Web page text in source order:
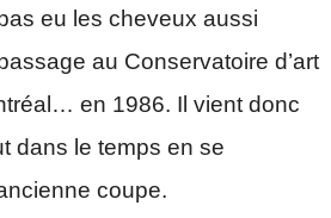
eu les cheveux aussi
au Conservatoire d’art
en 1986. Il vient donc
dans le temps en se
coupe.